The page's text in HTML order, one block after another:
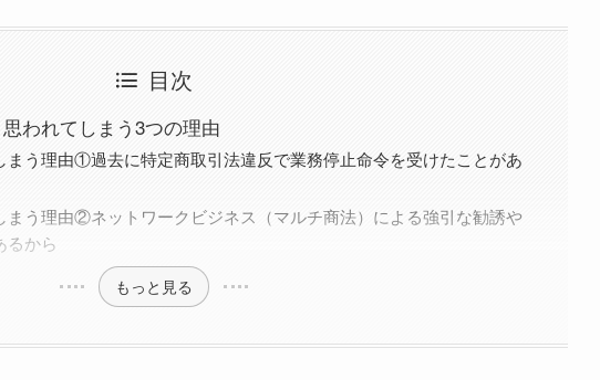
目次
われてしまう3つの理由
まう理由①過去に特定商取引法違反で業務停止命令を受けたことがあ
まう理由②ネットワークビジネス（マルチ商法）による強引な勧誘や
るから
もっと見る